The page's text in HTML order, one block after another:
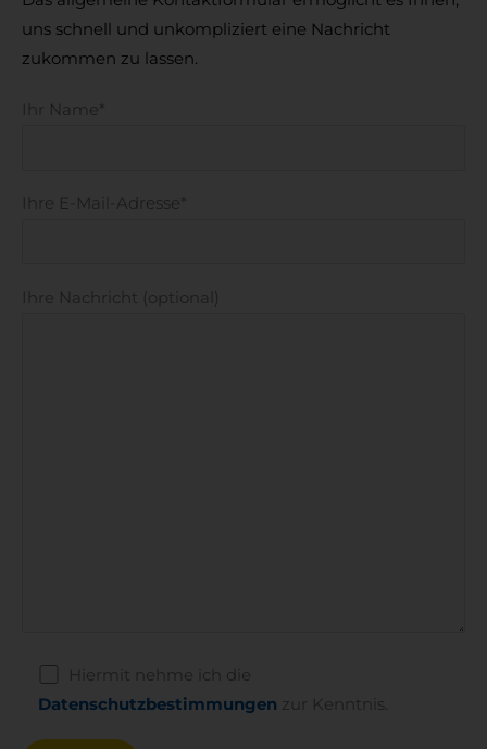
uns schnell und unkompliziert eine Nachricht
zukommen zu lassen.
Ihr Name*
Ihre E-Mail-Adresse*
Ihre Nachricht (optional)
Hiermit nehme ich die
Datenschutzbestimmungen zur Kenntnis.